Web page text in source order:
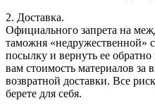
2. Доставка.
Официального запрета на
таможня «недружественной»
посылку и вернуть ее
вам стоимость материалов за
возвратной доставки. Все
берете для себя.